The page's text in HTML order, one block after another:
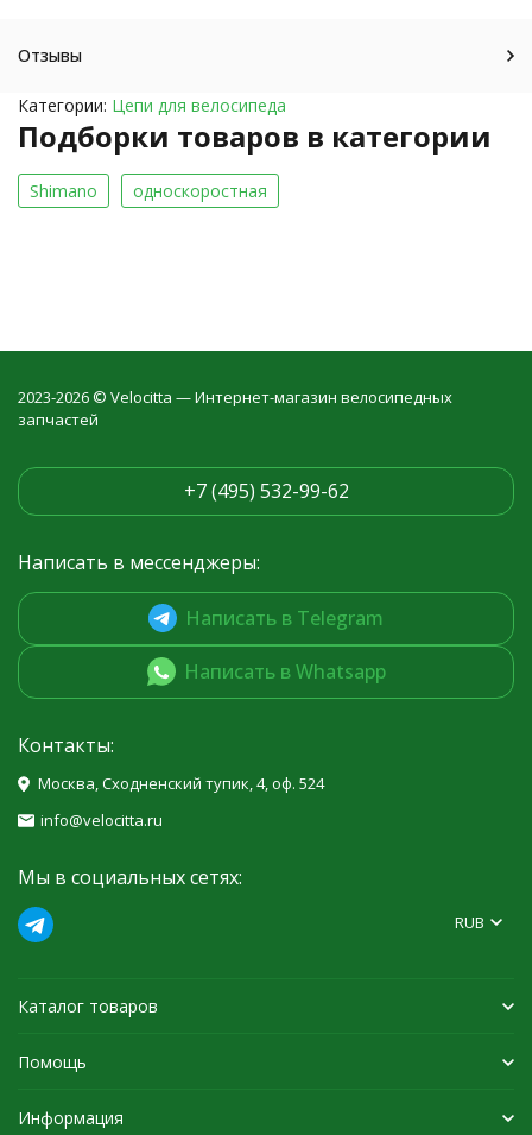
Отзывы
Категории: Цепи для велосипеда
Подборки товаров в категории
Shimano односкоростная
2023-2026 © Velocitta — Интернет-магазин велосипедных
запчастей
+7 (495) 532-99-62
Написать в мессенджеры:
Написать в Telegram
Написать в Whatsapp
Контакты:
Москва, Сходненский тупик, 4, оф. 524
info@velocitta.ru
Мы в социальных сетях:
RUB
Каталог товаров
Помощь
Информация